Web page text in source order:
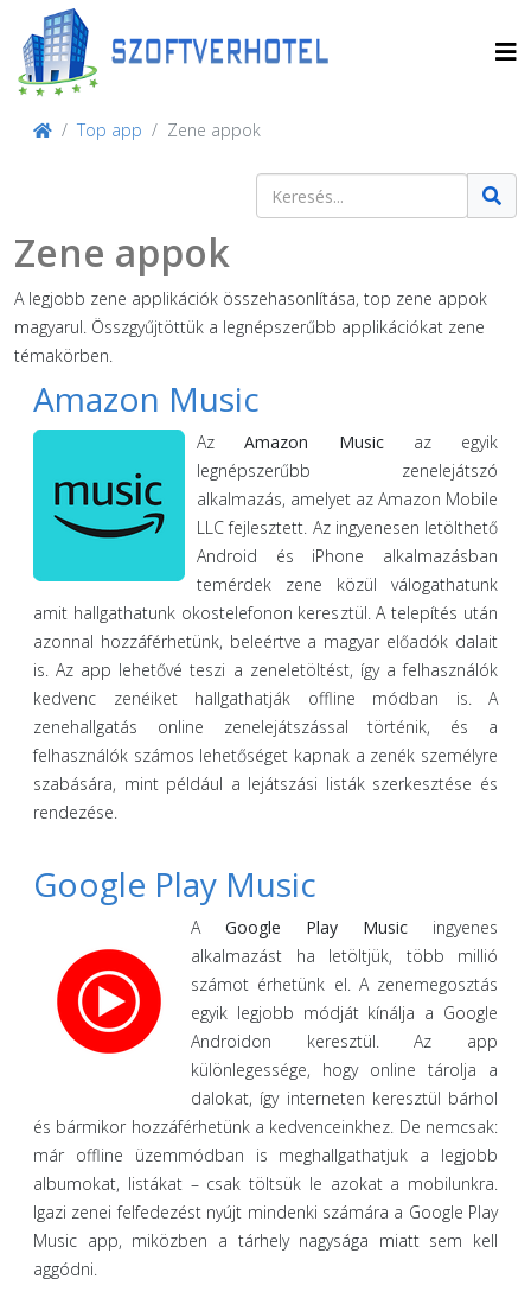
Top app Zene appok
Keresés
Zene appok
A legjobb zene applikációk összehasonlítása, top zene appok
magyarul. Összgyűjtöttük a legnépszerűbb applikációkat zene
témakörben.
Amazon Music
AzAmazon Musicaz egyik
legnépszerűbb zenelejátszó
alkalmazás, amelyet az Amazon Mobile
LLC fejlesztett. Az ingyenesen letölthető
Android és iPhone alkalmazásban
temérdek zene közül válogathatunk
amit hallgathatunk okostelefonon keresztül. A telepítés után
azonnal hozzáférhetünk, beleértve a magyar előadók dalait
is. Az app lehetővé teszi a zeneletöltést, így a felhasználók
kedvenc zenéiket hallgathatják offline módban is. A
zenehallgatás online zenelejátszással történik, és a
felhasználók számos lehetőséget kapnak a zenék személyre
szabására, mint például a lejátszási listák szerkesztése és
rendezése.
Google Play Music
A Google Play Music ingyenes
alkalmazást ha letöltjük, több millió
számot érhetünk el. A zenemegosztás
egyik legjobb módját kínálja a Google
Androidon keresztül. Az app
különlegessége, hogy online tárolja a
dalokat, így interneten keresztül bárhol
és bármikor hozzáférhetünk a kedvenceinkhez. De nemcsak:
már offline üzemmódban is meghallgathatjuk a legjobb
albumokat, listákat – csak töltsük le azokat a mobilunkra.
Igazi zenei felfedezést nyújt mindenki számára a Google Play
Music app, miközben a tárhely nagysága miatt sem kell
aggódni.